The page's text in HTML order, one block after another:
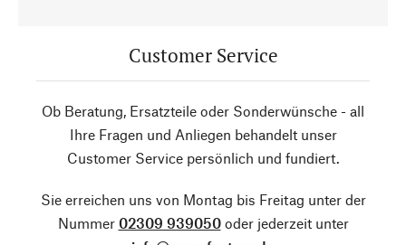
Customer Service
Ob Beratung, Ersatzteile oder Sonderwünsche - all
Ihre Fragen und Anliegen behandelt unser
Customer Service persönlich und fundiert.
Sie erreichen uns von Montag bis Freitag unter der
Nummer 02309 939050oder jederzeit unter